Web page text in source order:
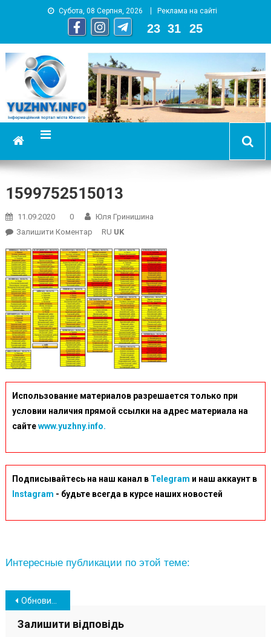
Субота, 08 Серпня, 2026 Реклама на сайті
23 31 26
YUZHNY.INFO
информационный портал города Южный
1599752515013
11.09.2020 0
Юля Гринишина
Залишити КоментарOn RU UK
Использование материалов разрешается только при
условии наличия прямой ссылки на адрес материала на
сайтеwww.yuzhny.info.
Подписывайтесь на наш канал в Telegram и наш аккаунт в
Instagram - будьте всегда в курсе наших новостей
Интересные публикации по этой теме:
Навігація
записів
Обновились карантинные зоны: Южный вновь оказался в «желтой»
Залишити відповідь